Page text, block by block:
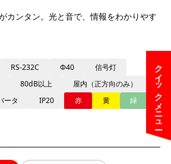
クイックメニュー
カンタン。光と音で、情報をわかりやす
RS-232C Φ40
信号灯
80dB以上
屋内（正方向のみ）
ータ
IP20 赤 黄 緑